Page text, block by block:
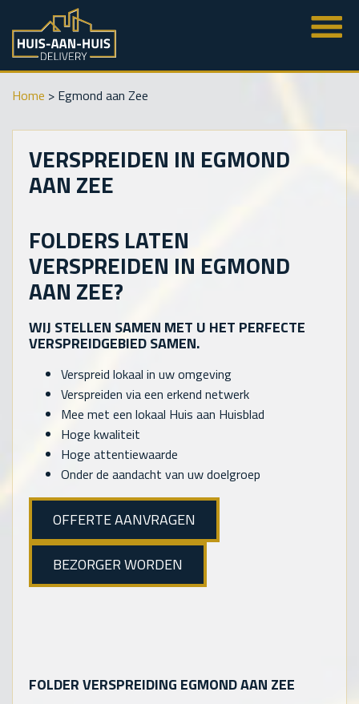
Home > Egmond aan Zee
VERSPREIDEN IN EGMOND
AAN ZEE
FOLDERS LATEN
VERSPREIDEN IN EGMOND
AAN ZEE?
WIJ STELLEN SAMEN MET U HET PERFECTE
VERSPREIDGEBIED SAMEN.
Verspreid lokaal in uw omgeving
Verspreiden via een erkend netwerk
Mee met een lokaal Huis aan Huisblad
Hoge kwaliteit
Hoge attentiewaarde
Onder de aandacht van uw doelgroep
OFFERTE AANVRAGEN
BEZORGER WORDEN
FOLDER VERSPREIDING EGMOND AAN ZEE